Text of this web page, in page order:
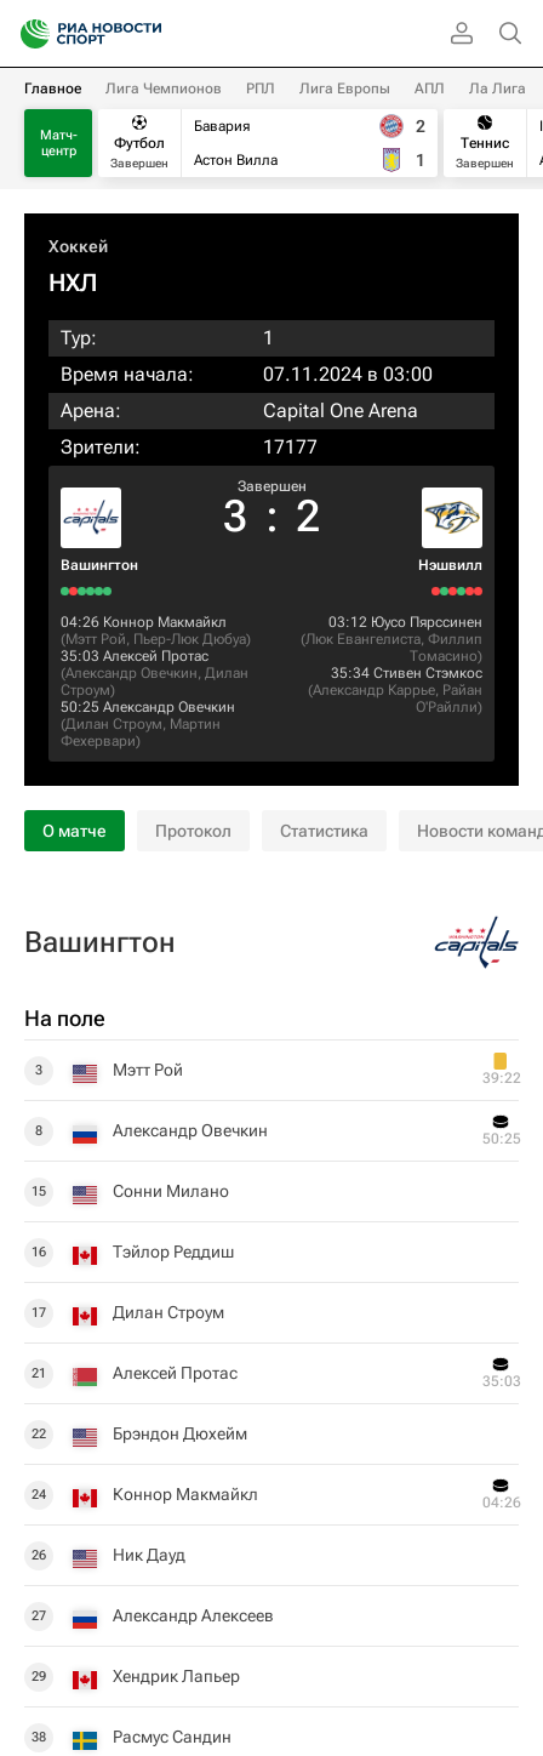
Главное Лига Чемпионов РПЛ Лига Европы АПЛ Ла Лига
Матч-
центр
Футбол
Завершен
Бавария
Астон Вилла
2
1
Теннис
Завершен
Хоккей
НХЛ
Тур:
1
Время начала:
07.11.2024 в 03:00
Арена:
Capital One Arena
Зрители:
17177
Вашингтон
Завершен
3 : 2
Нэшвилл
04:26 Коннор Макмайкл
(Мэтт Рой, Пьер-Люк Дюбуа)
35:03 Алексей Протас
(Александр Овечкин, Дилан
Строум)
50:25 Александр Овечкин
(Дилан Строум, Мартин
Фехервари)
03:12 Юусо Пярссинен
(Люк Евангелиста, Филлип
Томасино)
35:34 Стивен Стэмкос
(Александр Каррье, Райан
О'Райлли)
О матче Протокол Статистика Новости
Вашингтон
На поле
3 Мэтт Рой 39:22
8 Александр Овечкин 50:25
15 Сонни Милано
16 Тэйлор Реддиш
17 Дилан Строум
21 Алексей Протас 35:03
22 Брэндон Дюхейм
24 Коннор Макмайкл 04:26
26 Ник Дауд
27 Александр Алексеев
29 Хендрик Лапьер
38 Расмус Сандин